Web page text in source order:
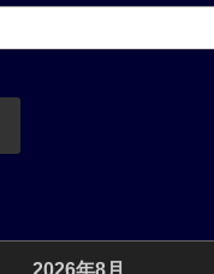
2026年8月